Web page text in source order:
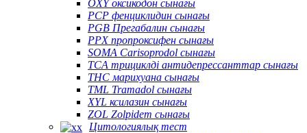
OXY оксикодон сынағы
PCP фенциклидин сынағы
PGB Прегабалин сынағы
PPX пропроксифен сынағы
SOMA Carisoprodol сынағы
TCA трициклді антидепрессанттар сынағы
THC марихуана сынағы
TML Tramadol сынағы
XYL ксилазин сынағы
ZOL Zolpidem сынағы
Цитологиялық тест